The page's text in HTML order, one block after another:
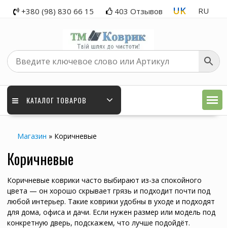
+380 (98) 830 66 15 403 Отзывов UK RU
КАТАЛОГ ТОВАРОВ
Магазин »Коричневые
Коричневые
Коричневые коврики часто выбирают из-за спокойного
цвета — он хорошо скрывает грязь и подходит почти под
любой интерьер. Такие коврики удобны в уходе и подходят
для дома, офиса и дачи. Если нужен размер или модель под
конкретную дверь, подскажем, что лучше подойдёт.